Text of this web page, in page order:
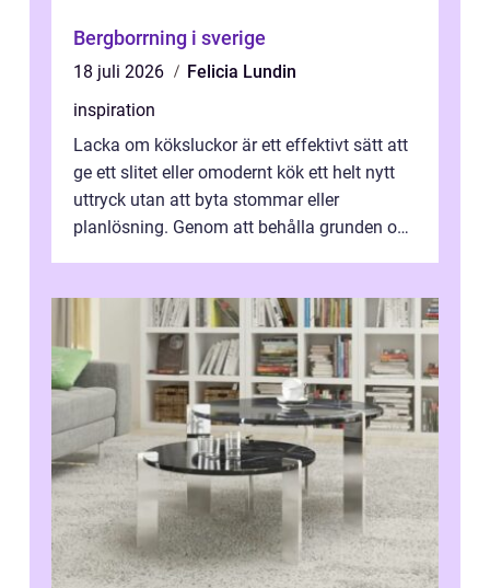
Bergborrning i sverige
18 juli 2026
Felicia Lundin
inspiration
Lacka om köksluckor är ett effektivt sätt att
ge ett slitet eller omodernt kök ett helt nytt
uttryck utan att byta stommar eller
planlösning. Genom att behålla grunden och